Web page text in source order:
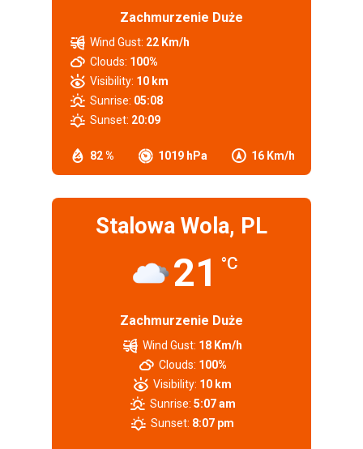
Zachmurzenie Duże
82 % 1019 hPa 16 Km/h
Wind Gust: 22 Km/h
Clouds: 100%
Visibility: 10 km
Sunrise: 05:08
Sunset: 20:09
Stalowa Wola, PL
21 °C
Zachmurzenie Duże
Wind Gust: 18 Km/h
Clouds: 100%
Visibility: 10 km
Sunrise: 5:07 am
Sunset: 8:07 pm